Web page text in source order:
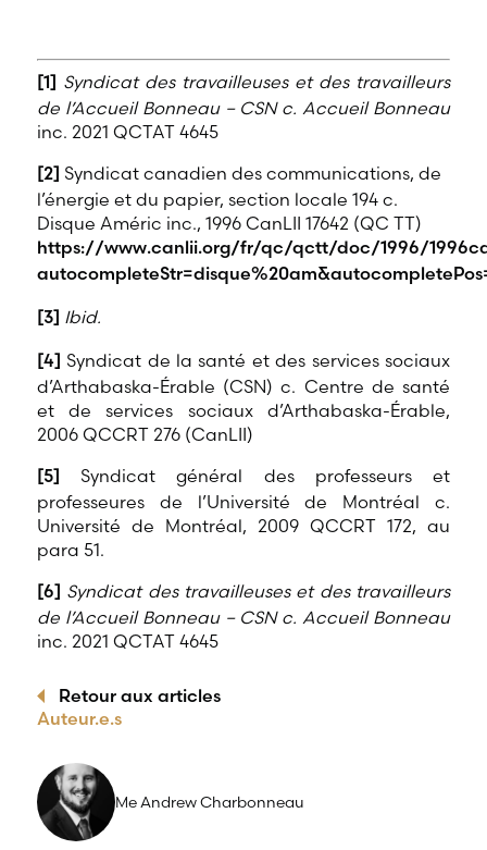
[1] Syndicat des travailleuses et des travailleurs
de l’Accueil Bonneau – CSN c. Accueil Bonneau
inc. 2021 QCTAT 4645
[2] Syndicat canadien des communications, de
l’énergie et du papier, section locale 194 c.
Disque Améric inc., 1996 CanLII 17642 (QC TT)
https://www.canlii.org/fr/qc/qctt/doc/1996/
[3] Ibid.
[4] Syndicat de la santé et des services sociaux
d’Arthabaska-Érable (CSN) c. Centre de santé
et de services sociaux d’Arthabaska-Érable,
2006 QCCRT 276 (CanLII)
[5] Syndicat général des professeurs et
professeures de l’Université de Montréal c.
Université de Montréal, 2009 QCCRT 172, au
para 51.
[6] Syndicat des travailleuses et des travailleurs
de l’Accueil Bonneau – CSN c. Accueil Bonneau
inc. 2021 QCTAT 4645
Retour aux articles
Auteur.e.s
Me Andrew Charbonneau